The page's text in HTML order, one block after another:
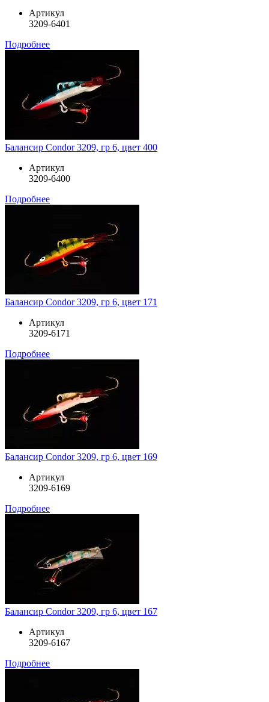
Артикул
3209-6401
Подробнее
Балансир Condor 3209, гр 6, цвет 400
Артикул
3209-6400
Подробнее
Балансир Condor 3209, гр 6, цвет 171
Артикул
3209-6171
Подробнее
Балансир Condor 3209, гр 6, цвет 169
Артикул
3209-6169
Подробнее
Балансир Condor 3209, гр 6, цвет 167
Артикул
3209-6167
Подробнее